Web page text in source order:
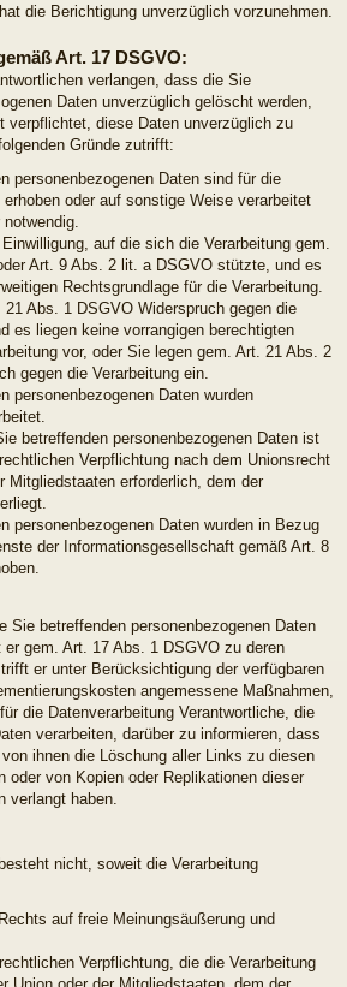
die Berichtigung unverzüglich vorzunehmen.
Art. 17 DSGVO:
verlangen, dass die Sie
Daten unverzüglich gelöscht werden,
verpflichtet, diese Daten unverzüglich zu
Gründe zutrifft:
personenbezogenen Daten sind für die
oder auf sonstige Weise verarbeitet
auf die sich die Verarbeitung gem.
Art. 9 Abs. 2 lit. a DSGVO stützte, und es
Rechtsgrundlage für die Verarbeitung.
Abs. 1 DSGVO Widerspruch gegen die
es liegen keine vorrangigen berechtigten
vor, oder Sie legen gem. Art. 21 Abs. 2
gegen die Verarbeitung ein.
personenbezogenen Daten wurden
betreffenden personenbezogenen Daten ist
Verpflichtung nach dem Unionsrecht
Mitgliedstaaten erforderlich, dem der
personenbezogenen Daten wurden in Bezug
der Informationsgesellschaft gemäß Art. 8
Sie betreffenden personenbezogenen Daten
gem. Art. 17 Abs. 1 DSGVO zu deren
er unter Berücksichtigung der verfügbaren
angemessene Maßnahmen,
die Datenverarbeitung Verantwortliche, die
verarbeiten, darüber zu informieren, dass
ihnen die Löschung aller Links zu diesen
oder von Kopien oder Replikationen dieser
verlangt haben.
nicht, soweit die Verarbeitung
auf freie Meinungsäußerung und
Verpflichtung, die die Verarbeitung